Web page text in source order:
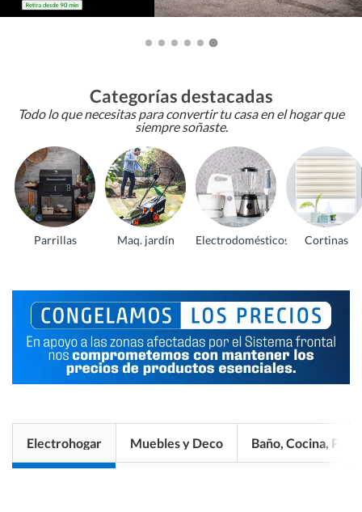
Categorías destacadas
Todo lo que necesitas para convertir tu casa en el hogar que
siempre soñaste.
Parrillas Maq. jardín Electrodomésticos Cortinas
Electrohogar Muebles y Deco Baño, Cocina, Pisos